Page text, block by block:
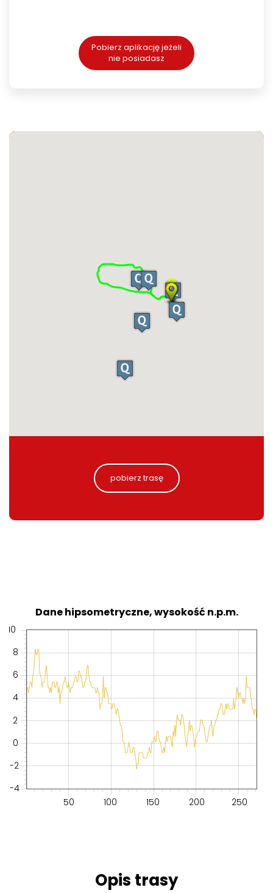
Pobierz aplikację jeżeli
nie posiadasz
pobierz trasę
Dane hipsometryczne, wysokość n.p.m.
50 100 150 200 250
0
2
4
6
8
-4
-2
10
Opis trasy